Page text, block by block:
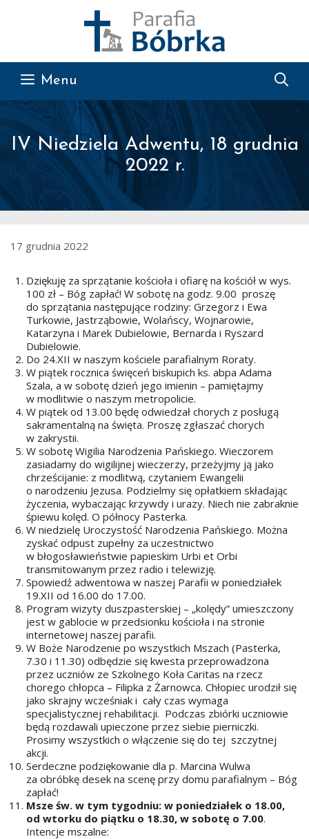
Menu
IV Niedziela Adwentu, 18 grudnia
2022 r.
17 grudnia 2022
Dziękuję za sprzątanie kościoła i ofiarę na kościół w wys.
100 zł – Bóg zapłać! W sobotę na godz. 9.00 proszę
do sprzątania następujące rodziny: Grzegorz i Ewa
Turkowie, Jastrząbowie, Wolańscy, Wojnarowie,
Katarzyna i Marek Dubielowie, Bernarda i Ryszard
Dubielowie.
Do 24.XII w naszym kościele parafialnym Roraty.
W piątek rocznica święceń biskupich ks. abpa Adama
Szala, a w sobotę dzień jego imienin – pamiętajmy
w modlitwie o naszym metropolicie.
W piątek od 13.00 będę odwiedzał chorych z posługą
sakramentalną na święta. Proszę zgłaszać chorych
w zakrystii.
W sobotę Wigilia Narodzenia Pańskiego. Wieczorem
zasiadamy do wigilijnej wieczerzy, przeżyjmy ją jako
chrześcijanie: z modlitwą, czytaniem Ewangelii
o narodzeniu Jezusa. Podzielmy się opłatkiem składając
życzenia, wybaczając krzywdy i urazy. Niech nie zabraknie
śpiewu kolęd. O północy Pasterka.
W niedzielę Uroczystość Narodzenia Pańskiego. Można
zyskać odpust zupełny za uczestnictwo
w błogosławieństwie papieskim Urbi et Orbi
transmitowanym przez radio i telewizję.
Spowiedź adwentowa w naszej Parafii w poniedziałek
19.XII od 16.00 do 17.00.
Program wizyty duszpasterskiej – „kolędy” umieszczony
jest w gablocie w przedsionku kościoła i na stronie
internetowej naszej parafii.
W Boże Narodzenie po wszystkich Mszach (Pasterka,
7.30 i 11.30) odbędzie się kwesta przeprowadzona
przez uczniów ze Szkolnego Koła Caritas na rzecz
chorego chłopca – Filipka z Żarnowca. Chłopiec urodził się
jako skrajny wcześniak i cały czas wymaga
specjalistycznej rehabilitacji. Podczas zbiórki uczniowie
będą rozdawali upieczone przez siebie pierniczki.
Prosimy wszystkich o włączenie się do tej szczytnej
akcji.
Serdeczne podziękowanie dla p. Marcina Wulwa
za obróbkę desek na scenę przy domu parafialnym – Bóg
zapłać!
Msze św. w tym tygodniu: w poniedziałek o 18.00,
od wtorku do piątku o 18.30, w sobotę o 7.00.
Intencje mszalne: